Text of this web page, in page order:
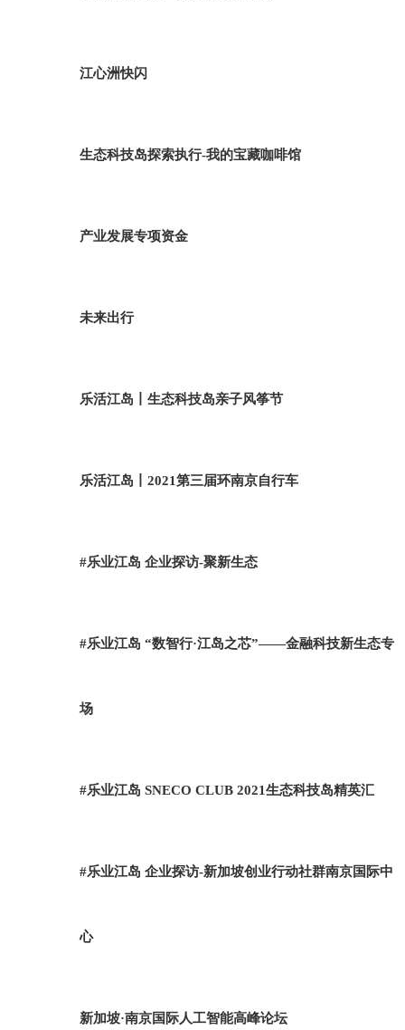
江心洲快闪
生态科技岛探索执行-我的宝藏咖啡馆
产业发展专项资金
未来出行
乐活江岛丨生态科技岛亲子风筝节
乐活江岛丨2021第三届环南京自行车
#乐业江岛 企业探访-聚新生态
#乐业江岛 “数智行·江岛之芯”——金融科技新生态专
场
#乐业江岛 SNECO CLUB 2021生态科技岛精英汇
#乐业江岛 企业探访-新加坡创业行动社群南京国际中
心
新加坡·南京国际人工智能高峰论坛